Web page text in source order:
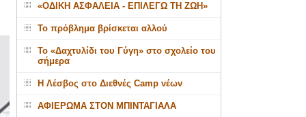
«ΟΔΙΚΗ ΑΣΦΑΛΕΙΑ - ΕΠΙΛΕΓΩ ΤΗ ΖΩΗ»
Το πρόβλημα βρίσκεται αλλού
Το «Δαχτυλίδι του Γύγη» στο σχολείο του
σήμερα
Η Λέσβος στο Διεθνές Camp νέων
ΑΦΙΕΡΩΜΑ ΣΤΟΝ ΜΠΙΝΤΑΓΙΑΛΑ